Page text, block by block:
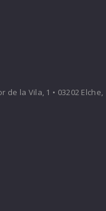
de la Vila, 1 • 03202 Elche,